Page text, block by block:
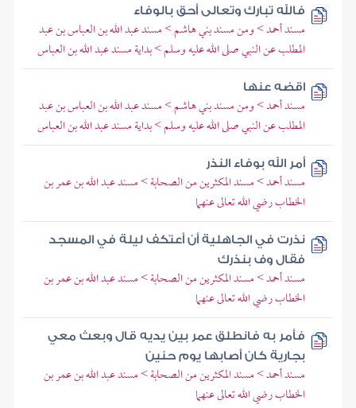
فالله تبارك وتعالى أحق بالوفاء
مسند أحمد > ومن مسند بني هاشم > مسند عبد الله بن العباس بن عبد
المطلب عن النبي صلى الله عليه وسلم > بداية مسند عبد الله بن العباس
اقضه عنها
مسند أحمد > ومن مسند بني هاشم > مسند عبد الله بن العباس بن عبد
المطلب عن النبي صلى الله عليه وسلم > بداية مسند عبد الله بن العباس
أمر الله بوفاء النذر
مسند أحمد > مسند المكثرين من الصحابة > مسند عبد الله بن عمر بن
الخطاب رضي الله تعالى عنهما
نذرت في الجاهلية أن أعتكف ليلة في المسجد
فقال وف بنذرك
مسند أحمد > مسند المكثرين من الصحابة > مسند عبد الله بن عمر بن
الخطاب رضي الله تعالى عنهما
فأمر به فانطلق عمر بين يديه قال وبعث معي
بجارية كان أصابها يوم حنين
مسند أحمد > مسند المكثرين من الصحابة > مسند عبد الله بن عمر بن
الخطاب رضي الله تعالى عنهما